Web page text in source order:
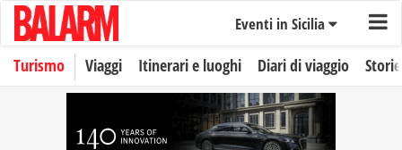
Eventi in Sicilia
Turismo Viaggi Itinerari e luoghi Diari di viaggio Storie